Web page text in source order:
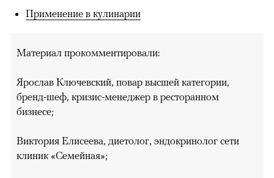
Применение в кулинарии
Материал прокомментировали:
Ярослав Ключевский, повар высшей категории,
бренд-шеф, кризис-менеджер в ресторанном
бизнесе;
Виктория Елисеева, диетолог, эндокринолог сети
клиник «Семейная»;